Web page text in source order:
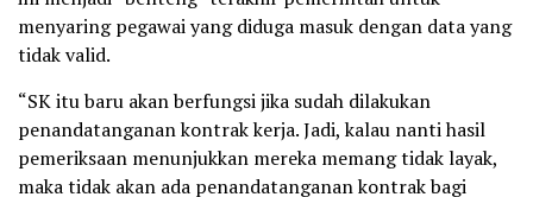
menyaring pegawai yang diduga masuk dengan data yang
tidak valid.
“SK itu baru akan berfungsi jika sudah dilakukan
penandatanganan kontrak kerja. Jadi, kalau nanti hasil
pemeriksaan menunjukkan mereka memang tidak layak,
maka tidak akan ada penandatanganan kontrak bagi